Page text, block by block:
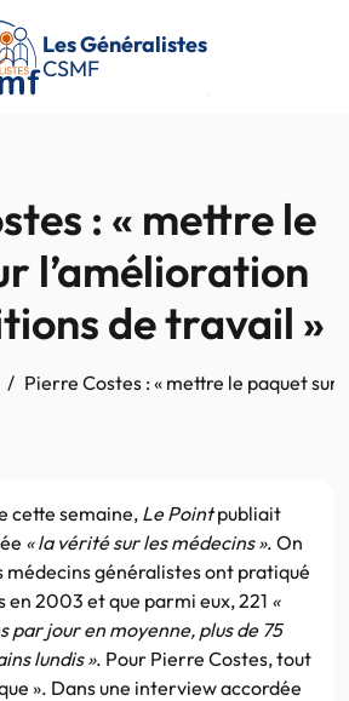
Les Généralistes
CSMF
: « mettre le
l’amélioration
de travail »
Pierre Costes : « mettre le paquet
cette semaine,Le Pointpubliait
« la vérité sur les médecins ». On
médecins généralistes ont pratiqué
en 2003 et que parmi eux, 221 «
par jour en moyenne, plus de 75
lundis ». Pour Pierre Costes, tout
». Dans une interview accordée